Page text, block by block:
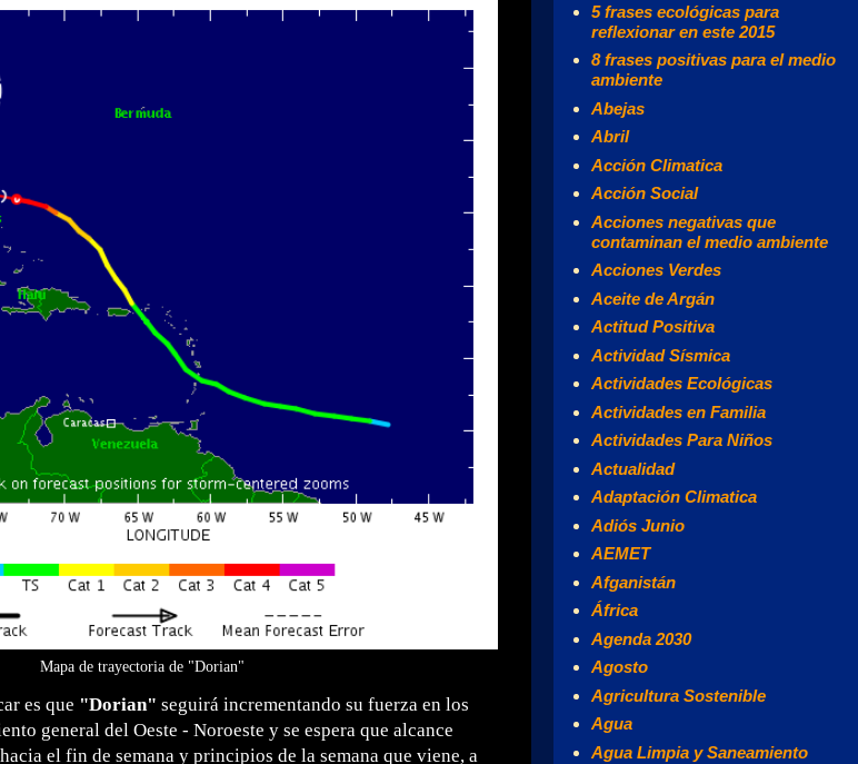
Mapa de trayectoria de "Dorian"
es que "Dorian" seguirá incrementando su fuerza en los
general del Oeste - Noroeste y se espera que alcance
el fin de semana y principios de la semana que viene, a
5 frases ecológicas para
reflexionar en este 2015
8 frases positivas para el medio
ambiente
Abejas
Abril
Acción Climatica
Acción Social
Acciones negativas que
contaminan el medio ambiente
Acciones Verdes
Aceite de Argán
Actitud Positiva
Actividad Sísmica
Actividades Ecológicas
Actividades en Familia
Actividades Para Niños
Actualidad
Adaptación Climatica
Adiós Junio
AEMET
Afganistán
África
Agenda 2030
Agosto
Agricultura Sostenible
Agua
Agua Limpia y Saneamiento